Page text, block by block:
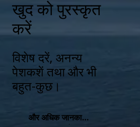
खुद को पुरस्कृत
करें
विशेष दरें, अनन्य
पेशकशें तथा और भी
बहुत-कुछ।
और अधिक जानकारी